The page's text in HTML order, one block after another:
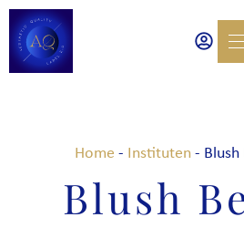
Home - Instituten-
Blush